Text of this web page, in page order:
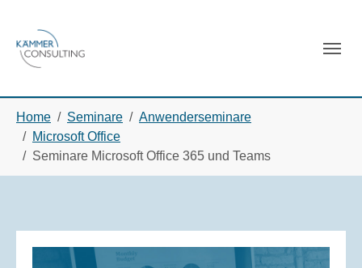
Home Seminare
Anwenderseminare
Microsoft Office
Seminare Microsoft Office 365 und Teams